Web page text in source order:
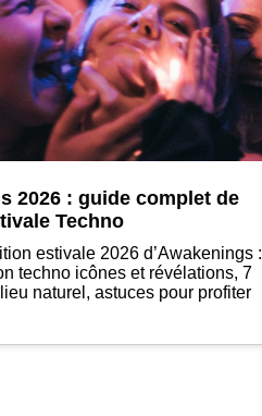
2026 : guide complet de
Techno
estivale 2026 d’Awakenings :
techno icônes et révélations, 7
naturel, astuces pour profiter